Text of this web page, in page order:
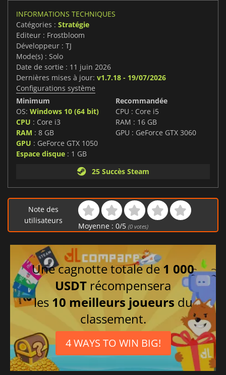
INFORMATIONS TECHNIQUES
Catégories : Stratégie
Editeur : Frostbloom
Développeur : TJ
Mode(s) : Solo
Date de sortie : 11 juin 2026
Dernières mises à jour: v1.7.18 - 19/07/2026
Configurations système
Minimum
OS: Windows 10 (64 bit)
CPU : Core i3
RAM : 8 GB
GPU : GeForce GTX 1050
Espace disque : 1 GB
Recommandée
CPU : Core i5
RAM : 16 GB
GPU : GeForce GTX 3060
25 Succès Steam
Note des
utilisateurs
Moyenne : 0/5 (0votes)
Une cagnotte totale de 1 000
USDT récompensera
les 10 meilleurs joueurs du
classement.
4 WAYS TO WIN BIG!